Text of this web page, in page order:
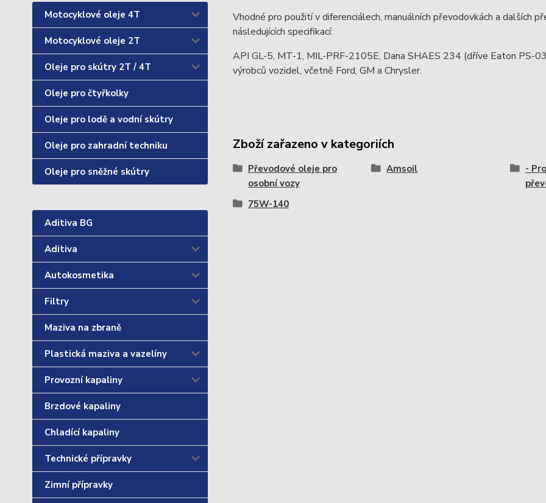
Motocyklové oleje 4T
Motocyklové oleje 2T
Oleje pro skútry 2T / 4T
Oleje pro čtyřkolky
Oleje pro lodě a vodní skútry
Oleje pro zahradní techniku
Oleje pro sněžné skútry
Aditiva BG
Aditiva
Autokosmetika
Filtry
Maziva na zbraně
Plastická maziva a vazelíny
Provozní kapaliny
Brzdové kapaliny
Chladící kapaliny
Technické přípravky
Zimní přípravky
Vhodné pro použití v diferenciálech, manuálních převodovkách a dalších
následujících specifikací:
API GL-5, MT-1, MIL-PRF-2105E, Dana SHAES 234 (dříve Eaton PS-
výrobců vozidel, včetně Ford, GM a Chrysler.
Zboží zařazeno v kategoriích
Převodové oleje pro
osobní vozy
Amsoil
-
75W-140